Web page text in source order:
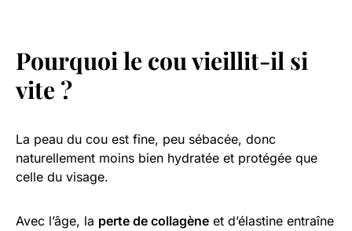
Pourquoi le cou vieillit-il si
vite ?
La peau du cou est fine, peu sébacée, donc
naturellement moins bien hydratée et protégée que
celle du visage.
Avec l’âge, la perte de collagène et d’élastine entraîne